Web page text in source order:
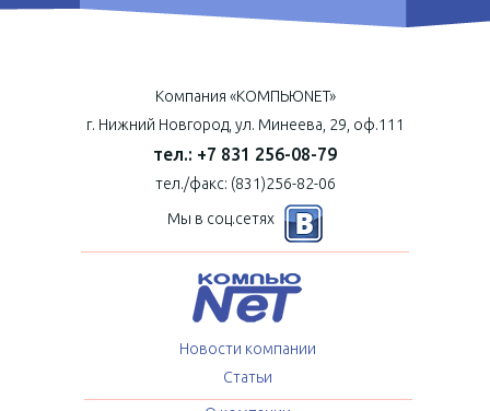
Компания «КОМПЬЮNET»
г. Нижний Новгород, ул. Минеева, 29, оф.111
тел.: +7 831 256-08-79
тел./факс: (831)256-82-06
Мы в соц.сетях
Новости компании
Статьи